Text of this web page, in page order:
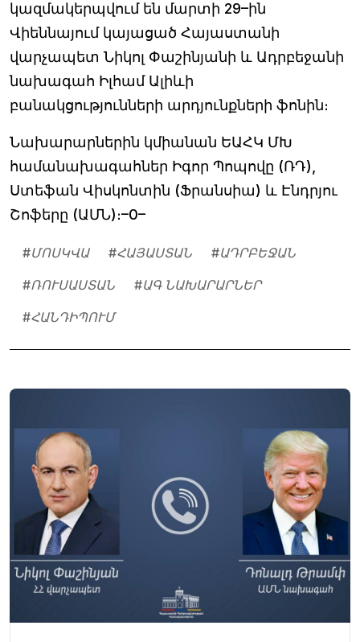
կազմակերպվում են մարտի 29–ին
Վիեննայում կայացած Հայաստանի
վարչապետ Նիկոլ Փաշինյանի և Ադրբեջանի
նախագահ Իլհամ Ալիևի
բանակցությունների արդյունքների ֆոնին։
Նախարարներին կմիանան ԵԱՀԿ ՄԽ
համանախագահներ Իգոր Պոպովը (ՌԴ),
Ստեֆան Վիսկոնտին (Ֆրանսիա) և Էնդրյու
Շոֆերը (ԱՄՆ)։–0–
#ՄՈՍԿՎԱ #ՀԱՅԱՍՏԱՆ #ԱԴՐԲԵՋԱՆ
#ՌՈՒՍԱՍՏԱՆ #ԱԳ ՆԱԽԱՐԱՐՆԵՐ
#ՀԱՆԴԻՊՈՒՄ